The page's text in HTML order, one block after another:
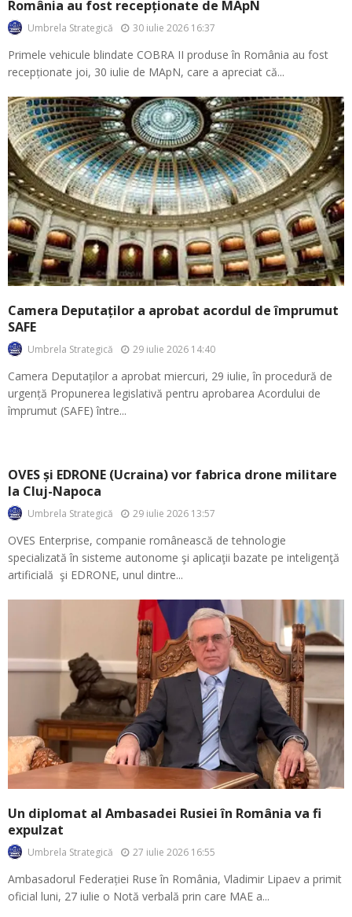
România au fost recepționate de MApN
Umbrela Strategică 30 iulie 2026 16:37
Primele vehicule blindate COBRA II produse în România au fost
recepționate joi, 30 iulie de MApN, care a apreciat că...
Camera Deputaților a aprobat acordul de împrumut
SAFE
Umbrela Strategică 29 iulie 2026 14:40
Camera Deputaților a aprobat miercuri, 29 iulie, în procedură de
urgență Propunerea legislativă pentru aprobarea Acordului de
împrumut (SAFE) între...
OVES și EDRONE (Ucraina) vor fabrica drone militare
la Cluj-Napoca
Umbrela Strategică 29 iulie 2026 13:57
OVES Enterprise, companie românească de tehnologie
specializată în sisteme autonome şi aplicaţii bazate pe inteligenţă
artificială şi EDRONE, unul dintre...
Un diplomat al Ambasadei Rusiei în România va fi
expulzat
Umbrela Strategică 27 iulie 2026 16:55
Ambasadorul Federației Ruse în România, Vladimir Lipaev a primit
oficial luni, 27 iulie o Notă verbală prin care MAE a...